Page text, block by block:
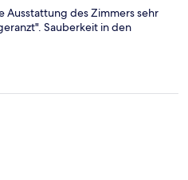
Ausstattung des Zimmers sehr
Sauberkeit in den